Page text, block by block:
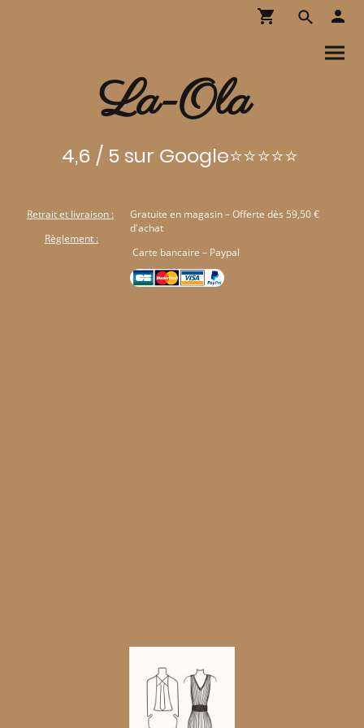
La-Ola
4,6 / 5 sur Google⭐⭐⭐⭐⭐
Retrait et livraison :
Règlement :
Gratuite en magasin – Offerte dès 59,50 €
d'achat
Carte bancaire – Paypal